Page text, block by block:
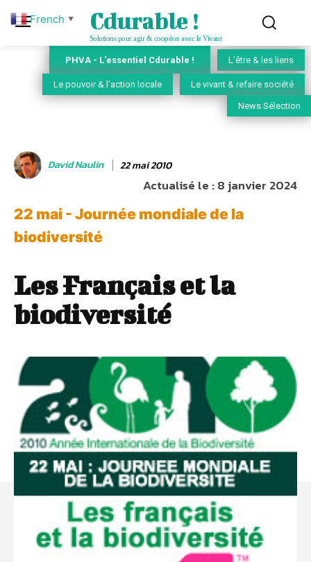
Cdurable !
Solutions pour agir & coopérer avec le Vivant
PHVA - L'essentiel Cdurable ! L'être & les liens
Le pouvoir & l'action locale Le vivant & refaire société
News Sélection
David Naulin 22 mai 2010
Actualisé le :8 janvier 2024
22 mai - Journée mondiale de la
biodiversité
Les Français et la
biodiversité
French ▼